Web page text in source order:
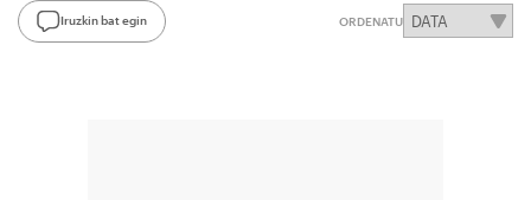
Iruzkin bat egin ORDENATU